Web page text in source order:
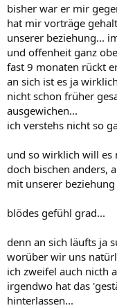
bisher war er mir
hat mir vorträge
unserer beziehung...
und offenheit ganz
fast 9 monaten rückt
an sich ist es ja
nicht schon früher
ausgewichen...
ich verstehs nicht so
und so wirklich will es
doch bischen anders,
mit unserer
blödes gefühl grad...
denn an sich läufts ja
worüber wir uns
ich zweifel auch nicth
irgendwo hat das
hinterlassen...